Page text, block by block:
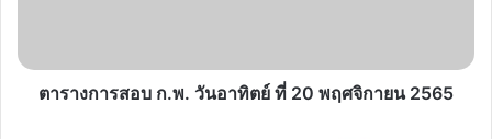
พฤศจิกายน
2565ตารางการสอบ ก.พ. วันอาทิตย์ ที่ 20 พฤศจิกายน 2565